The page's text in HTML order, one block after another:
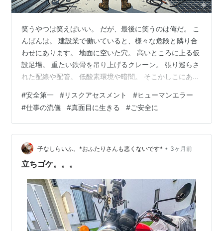
笑うやつは笑えばいい。 だが、最後に笑うのは俺だ。 こ
んばんは。 建設業で働いていると、様々な危険と隣り合
わせにあります。 地面に空いた穴。 高いところに上る仮
設足場。 重たい鉄骨を吊り上げるクレーン。 張り巡らさ
れた配線や配管。 低酸素環境や暗闇。 そこかしこにある
協会のデータによれば、建設業における2024年の死傷者
数は13,849人、うち死亡者数は232人。 平日で考える
と、ほぼ毎日のようにどこかの現場で誰かが亡くなって
いるということ。 それは多いのか、少ないのか。 受け取
る人次第ですが、平成元年の1989年の死傷者数は
63,847人…
#安全第一 #リスクアセスメント #ヒューマンエラー
#仕事の流儀 #真面目に生きる #ご安全に
子なしらいふ。*おふたりさんも悪くないです* • 3ヶ月前
立ちゴケ。。。